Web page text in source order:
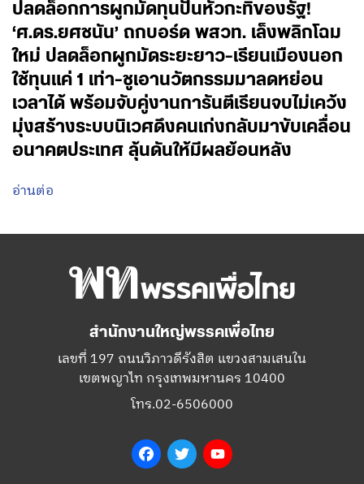
ปลดล็อกการผูกมัดทุนปั้นหัวกะทิของรัฐ!
‘ศ.ดร.ยศชนัน’ ถกบอร์ด พสวท. เล็งพลิกโฉม
ใหม่ ปลดล็อกผูกมัดระยะยาว-เรียนเมืองนอก
ใช้ทุนแค่ 1 เท่า-ชูเอานวัตกรรมมาลดหย่อน
เวลาได้ พร้อมจับคู่งานการันตีเรียนจบไม่เคว้ง
มุ่งสร้างระบบนิเวศดึงคนเก่งกลับมาขับเคลื่อน
อนาคตประเทศ ลุ้นดันให้มีผลย้อนหลัง
อ่านต่อ
สำนักงานใหญ่พรรคเพื่อไทย
เลขที่ 197 ถนนวิภาวดีรังสิต แขวงสามเสนใน
เขตพญาไท กรุงเทพมหานคร 10400
โทร.02-6506000
FacebookTwitter